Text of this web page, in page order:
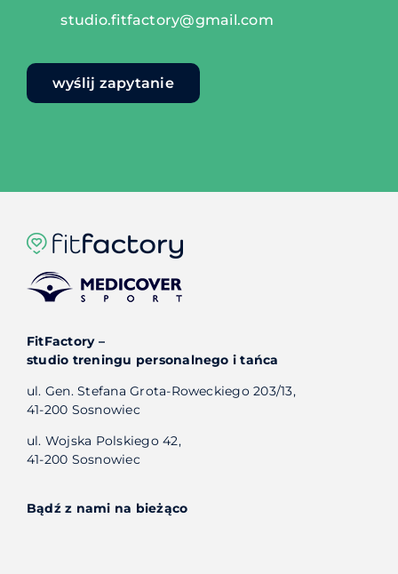
studio.fitfactory@gmail.com
wyślij zapytanie
FitFactory –
studio treningu personalnego i tańca
ul. Gen. Stefana Grota-Roweckiego 203/13,
41-200 Sosnowiec
ul. Wojska Polskiego 42,
41-200 Sosnowiec
Bądź z nami na bieżąco